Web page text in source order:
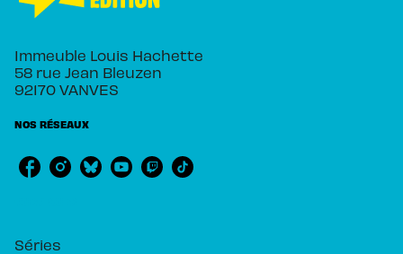
Immeuble Louis Hachette
58 rue Jean Bleuzen
92170 VANVES
NOS RÉSEAUX
Séries